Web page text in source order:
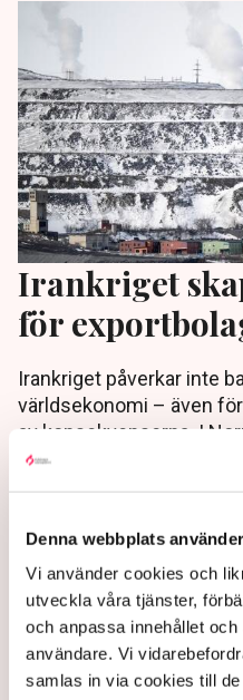
Denna webbplats
Vi använder cookies och
utveckla våra tjänster,
och anpassa innehållet
användare. Vi
samlas in via cookies till
Irankriget
för
Irankriget påverkar inte
världsekonomi – även
av konsekvenserna. I
nu omvärdera sina
4 months ago | Av: Joakim Hugert